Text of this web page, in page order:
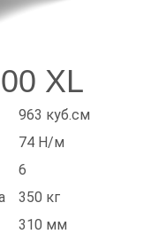
XL
963 куб.см
74 Н/м
6
350 кг
310 мм